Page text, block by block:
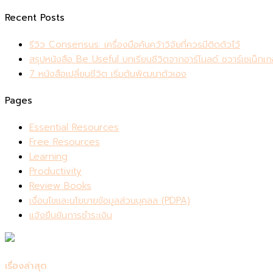
Recent Posts
รีวิว Consensus: เครื่องมือค้นคว้าวิจัยที่ควรมีติดตัวไว้
สรุปหนังสือ Be Useful บทเรียนชีวิตจากอาร์โนลด์ ชวาร์เซเน็กเ
7 หนังสือเปลี่ยนชีวิต เริ่มต้นพัฒนาตัวเอง
Pages
Essential Resources
Free Resources
Learning
Productivity
Review Books
เงื่อนไขและนโยบายข้อมูลส่วนบุคลล (PDPA)
แจ้งยืนยันการชำระเงิน
เรื่องล่าสุด